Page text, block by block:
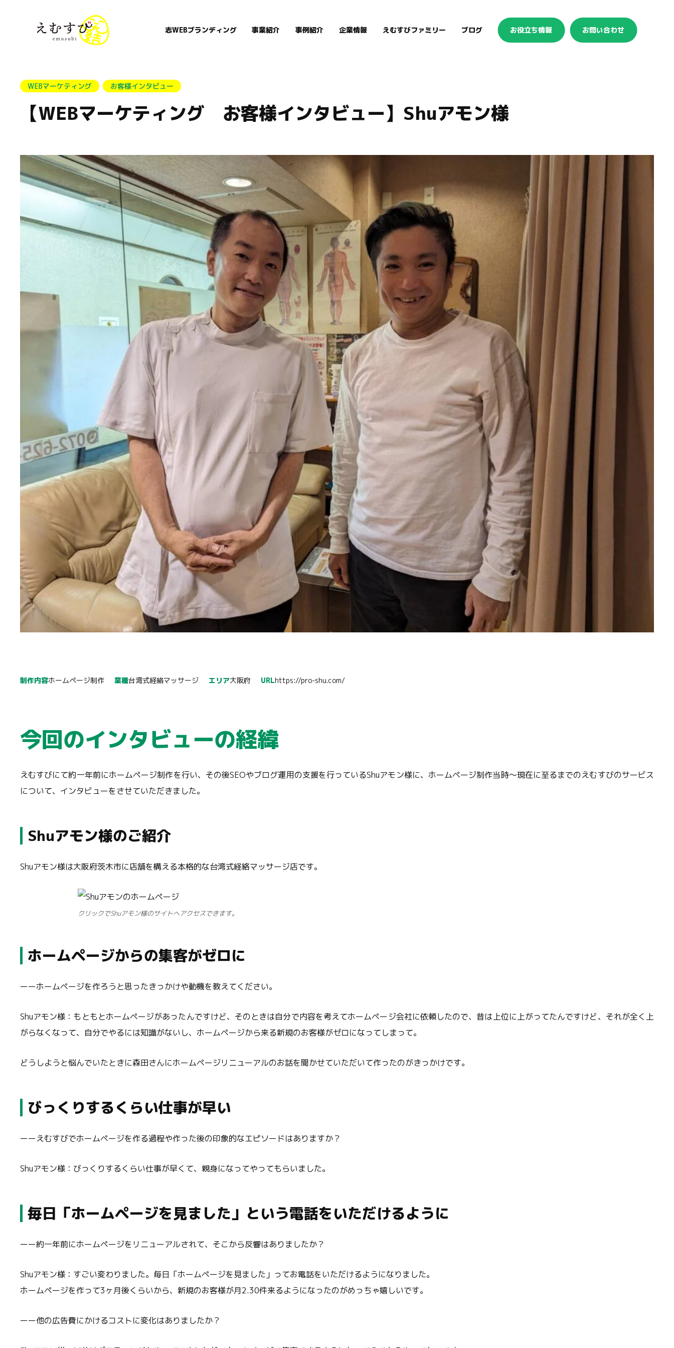
志WEBブランディング 事業紹介 事例紹介 企業情報 えむすびファミリー ブログ お役立ち情報 お問い合わせ
WEBマーケティング お客様インタビュー
【WEBマーケティング お客様インタビュー】Shuアモン様
制作内容ホームページ制作 業種台湾式経絡マッサージ エリア大阪府 URLhttps://pro-shu.com/
今回のインタビューの経緯
えむすびにて約一年前にホームページ制作を行い、その後SEOやブログ運用の支援を行っているShuアモン様に、ホームページ制作当時～現在に至るまでのえむすびのサービス
について、インタビューをさせていただきました。
Shuアモン様のご紹介
Shuアモン様は大阪府茨木市に店舗を構える本格的な台湾式経絡マッサージ店です。
クリックでShuアモン様のサイトへアクセスできます。
ホームページからの集客がゼロに
ーーホームページを作ろうと思ったきっかけや動機を教えてください。
Shuアモン様：もともとホームページがあったんですけど、そのときは自分で内容を考えてホームページ会社に依頼したので、昔は上位に上がってたんですけど、それが全く上
がらなくなって、自分でやるには知識がないし、ホームページから来る新規のお客様がゼロになってしまって。
どうしようと悩んでいたときに森田さんにホームページリニューアルのお話を聞かせていただいて作ったのがきっかけです。
びっくりするくらい仕事が早い
ーーえむすびでホームページを作る過程や作った後の印象的なエピソードはありますか？
Shuアモン様：びっくりするくらい仕事が早くて、親身になってやってもらいました。
毎日「ホームページを見ました」という電話をいただけるように
ーー約一年前にホームページをリニューアルされて、そこから反響はありましたか？
Shuアモン様：すごい変わりました。毎日「ホームページを見ました」ってお電話をいただけるようになりました。
ホームページを作って3ヶ月後くらいから、新規のお客様が月2.30件来るようになったのがめっちゃ嬉しいです。
ーー他の広告費にかけるコストに変化はありましたか？